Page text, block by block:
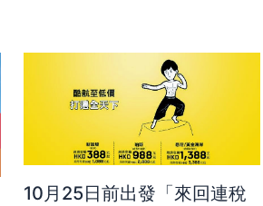
10月25日前出發「來回連稅